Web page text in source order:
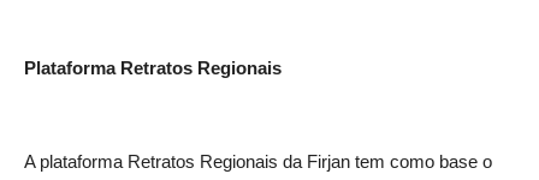
Plataforma Retratos Regionais
A plataforma Retratos Regionais da Firjan tem como base o